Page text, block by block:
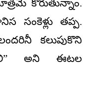
కోరుతున్నాం.
తప్ప.
కలుపుకొని
అని ఈటల